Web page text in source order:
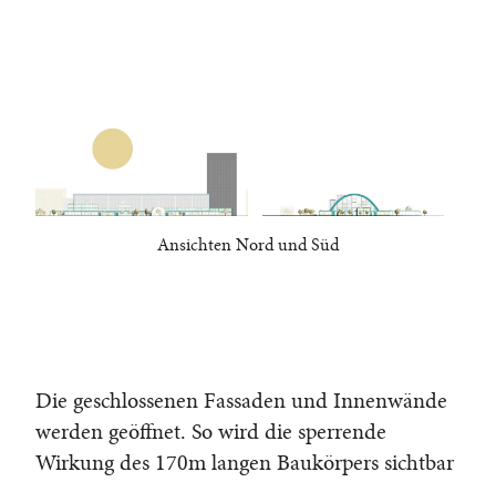
Ansichten Nord und Süd
Die geschlossenen Fassaden und Innenwände
werden geöffnet. So wird die sperrende
Wirkung des 170m langen Baukörpers sichtbar